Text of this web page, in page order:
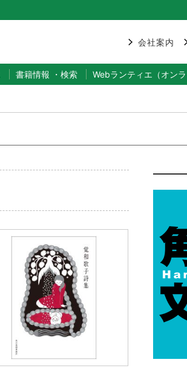
会社案内
書籍情報 ・ 検索 Webランティエ（オンラ